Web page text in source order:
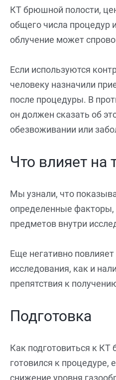
КТ брюшной полости,
общего числа процедур
облучение может
Если используются
человеку назначили
после процедуры. В
он должен сказать об
обезвоживании или
Что влияет на
Мы узнали, что
определенные факторы,
предметов внутри
Еще негативно
исследования, как и
препятствия к
Подготовка
Как подготовиться к КТ
готовился к процедуре,
снижение уровня